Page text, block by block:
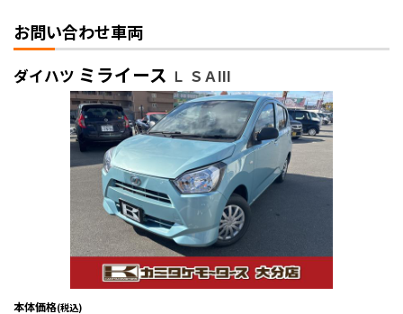
お問い合わせ車両
ダイハツ ミライース Ｌ ＳＡIII
本体価格(税込)